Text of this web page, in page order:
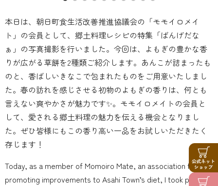
本日は、朝日町食生活改善推進協議会の「モモイロメイ
ト」の会員として、郷土料理レシピの特集「ばんげだな
ぁ」の写真撮影を行いました。今回は、よもぎの豊かな香
りが広がる草餅を2種類ご紹介します。あんこが詰まったも
のと、香ばしいきなこで包まれたものをご用意いたしまし
た。春の訪れを感じさせる初物のよもぎの香りは、何とも
言えない爽やかさが魅力です✨。モモイロメイトの会員と
して、愛される郷土料理の魅力を伝える機会となりまし
た。ぜひ皆様にもこの香り高い一品をお試しいただきたく
存じます！
Today, as a member of Momoiro Mate, an association for
promoting improvements to Asahi Town’s diet, I took part in a